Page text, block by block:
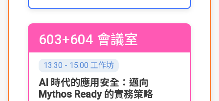
603+604 會議室
13:30 - 15:00 工作坊
AI 時代的應用安全：邁向
Mythos Ready 的實務策略